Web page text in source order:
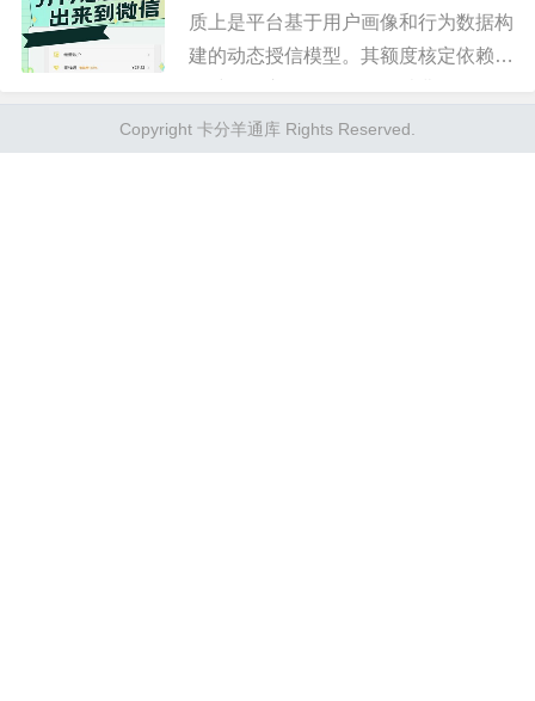
质上是平台基于用户画像和行为数据构
建的动态授信模型。其额度核定依赖于
款记录、社交关系链等非传统金融指
标。这种设计初衷在于降低普惠金融...
Copyright 卡分羊通库 Rights Reserved.